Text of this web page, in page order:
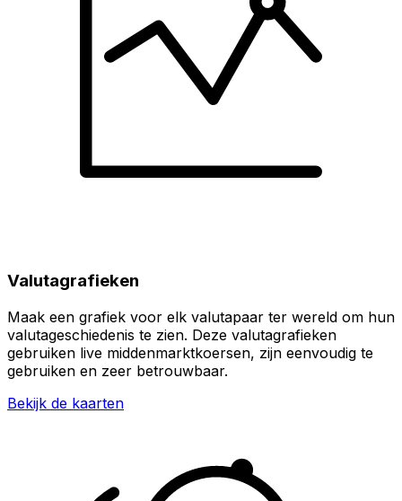
Valutagrafieken
Maak een grafiek voor elk valutapaar ter wereld om hun
valutageschiedenis te zien. Deze valutagrafieken
gebruiken live middenmarktkoersen, zijn eenvoudig te
gebruiken en zeer betrouwbaar.
Bekijk de kaarten